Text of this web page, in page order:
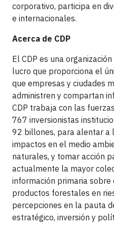
corporativo, participa en
e internacionales.
Acerca de CDP
El CDP es una
lucro que proporciona el
que empresas y ciudades
administren y compartan
CDP trabaja con las
767 inversionistas
92 billones, para alentar a
impactos en el medio
naturales, y tomar acción
actualmente la mayor
información primaria sobre
productos forestales en
percepciones en la pauta
estratégico, inversión y